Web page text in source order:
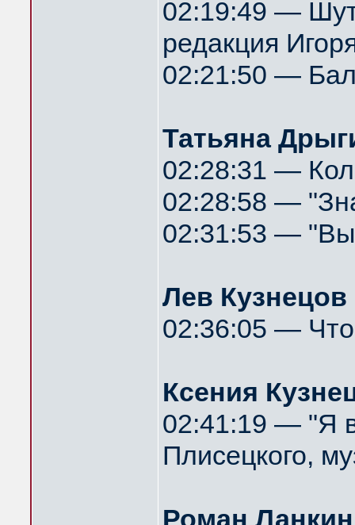
02:19:49 —
редакция
02:21:50 —
Татьяна
02:28:31 —
02:28:58 —
02:31:53 —
Лев Кузнецов
02:36:05 —
Ксения
02:41:19 — "Я
Плисецкого,
Роман Ланкин